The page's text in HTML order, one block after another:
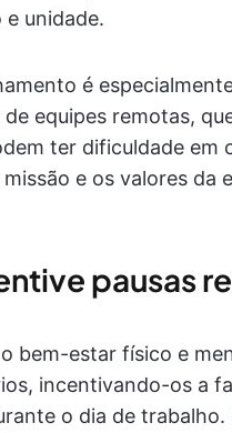
unidade.
é
equipes remotas,
ter dificuldade em
missão e os valores da
pausas
bem-estar físico e
incentivando-os a
o dia de trabalho.